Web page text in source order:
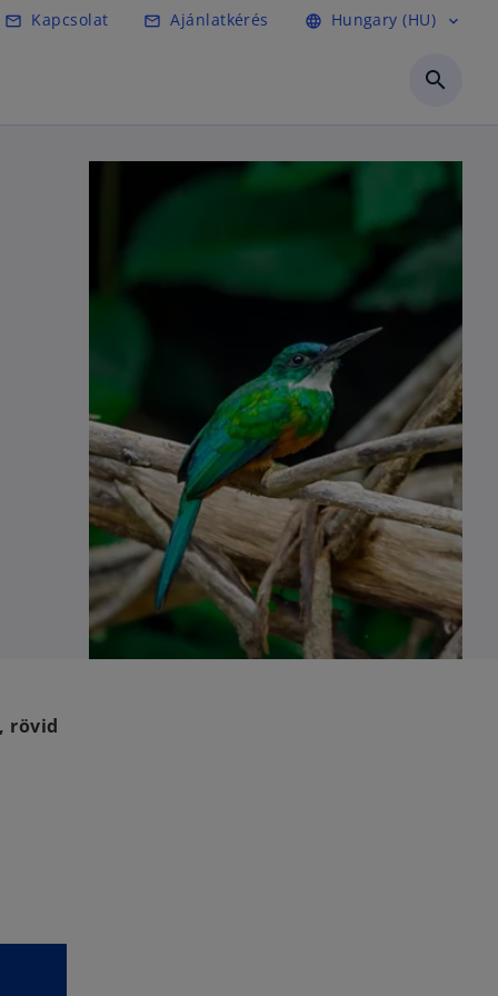
mail_outline Kapcsolat mail_outline Ajánlatkérés language Hungary (HU) expand_more
search
rövid